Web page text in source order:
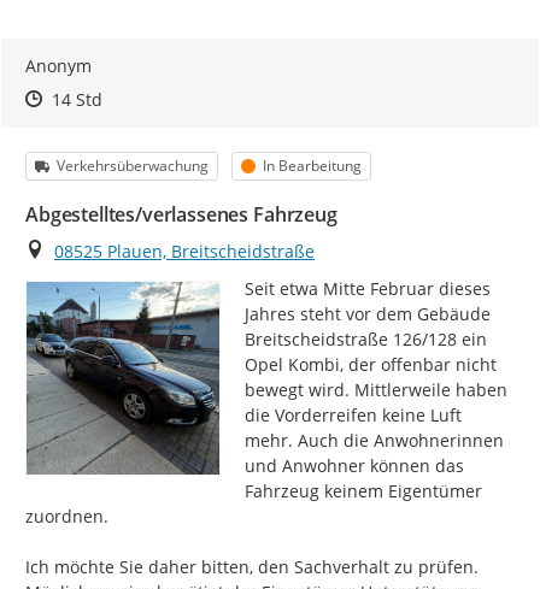
Anonym
Zeitpunkt des Erstellens
Zeitpunkt des Erstellens
14 StdZur Äußerung
Kategorie
Verkehrsüberwachung Status
In Bearbeitung
Abgestelltes/verlassenes Fahrzeug
Ort
08525 Plauen, Breitscheidstraße
Seit etwa Mitte Februar dieses
Jahres steht vor dem Gebäude
Breitscheidstraße 126/128 ein
Opel Kombi, der offenbar nicht
bewegt wird. Mittlerweile haben
die Vorderreifen keine Luft
mehr. Auch die Anwohnerinnen
und Anwohner können das
Fahrzeug keinem Eigentümer
zuordnen.
Ich möchte Sie daher bitten, den Sachverhalt zu prüfen.